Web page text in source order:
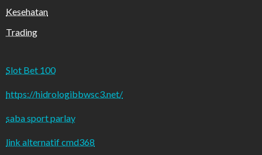
Kesehatan
Trading
Slot Bet 100
https://hidrologibbwsc3.net/
saba sport parlay
link alternatif cmd368